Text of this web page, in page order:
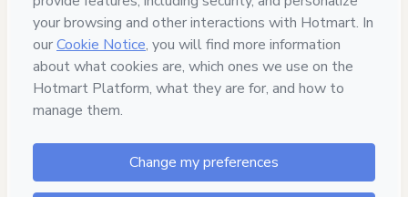
4º) Se não gostar do conteúdo do
livro, você tem 7 dias para pedir
seu reembolso integral.